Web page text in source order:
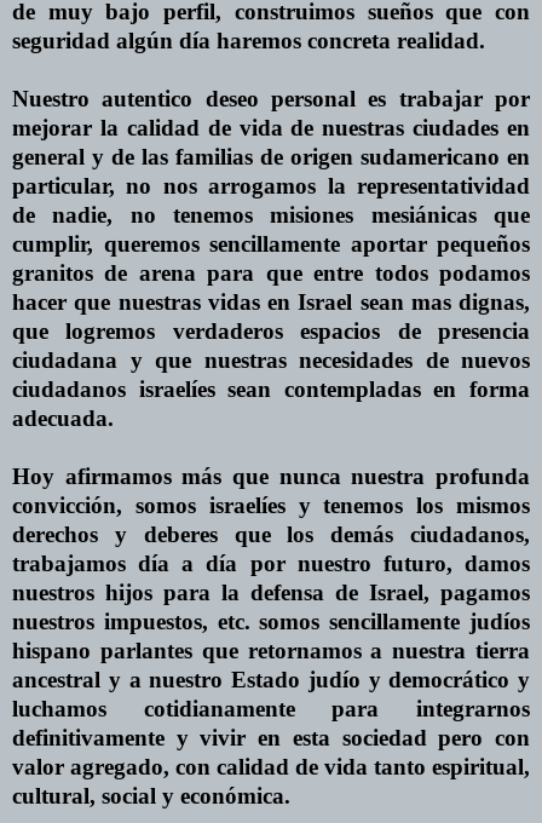
de muy bajo perfil, construimos sueños que con
seguridad algún día haremos concreta realidad.
Nuestro autentico deseo personal es trabajar por
mejorar la calidad de vida de nuestras ciudades en
general y de las familias de origen sudamericano en
particular, no nos arrogamos la representatividad
de nadie, no tenemos misiones mesiánicas que
cumplir, queremos sencillamente aportar pequeños
granitos de arena para que entre todos podamos
hacer que nuestras vidas en Israel sean mas dignas,
que logremos verdaderos espacios de presencia
ciudadana y que nuestras necesidades de nuevos
ciudadanos israelíes sean contempladasen forma
adecuada.
Hoy afirmamos más que nunca nuestra profunda
convicción, somos israelíes y tenemos los mismos
derechos y deberes que los demás ciudadanos,
trabajamos día a día por nuestro futuro, damos
nuestros hijos para la defensa de Israel, pagamos
nuestros impuestos, etc. somos sencillamente judíos
hispano parlantes que retornamos a nuestra tierra
ancestral y a nuestro Estado judío y democrático y
luchamos cotidianamente para integrarnos
definitivamente y viviren esta sociedad pero con
valor agregado, con calidad de vida tanto espiritual,
cultural, social y económica.